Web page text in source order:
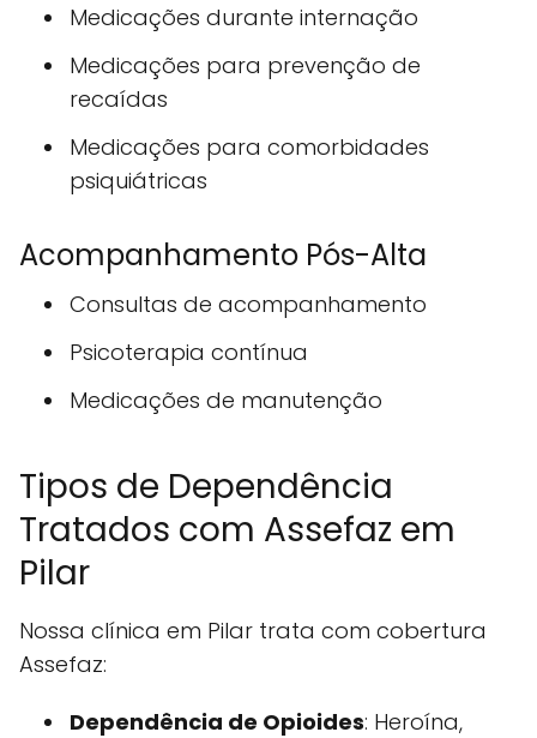
Medicações durante internação
Medicações para prevenção de
recaídas
Medicações para comorbidades
psiquiátricas
Acompanhamento Pós-Alta
Consultas de acompanhamento
Psicoterapia contínua
Medicações de manutenção
Tipos de Dependência
Tratados com Assefaz em
Pilar
Nossa clínica em Pilar trata com cobertura
Assefaz:
Dependência de Opioides: Heroína,